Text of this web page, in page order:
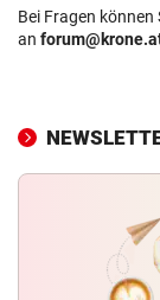
Bei Fragen können
an